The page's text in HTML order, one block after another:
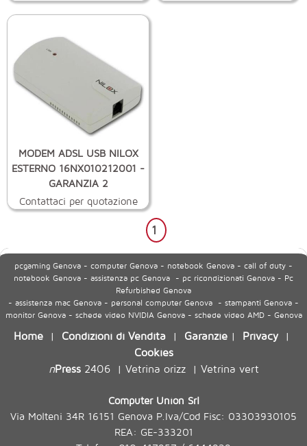
MODEM ADSL USB NILOX
ESTERNO 16NX010212001 -
GARANZIA 2
Contattaci per quotazione
1
pcgaming Genova - computer Genova - notebook Genova - call of duty -
notebook Genova - assistenza pc Genova - pc ricondizionati Genova - Pc
Refurbished Genova
- assistenza mac Genova - personal computer Genova - stampanti Genova -
monitor Genova - schede video NVIDIA Genova - schede video AMD - Genova
Home | Condizioni di Vendita | Garanzie | Privacy|
Cookies
nPress2406| Vetrina orizz| Vetrina vert
Computer Union Srl
Via Molteni 34R 16151 Genova P.Iva/Cod Fisc: 03303930105
REA: GE-333201